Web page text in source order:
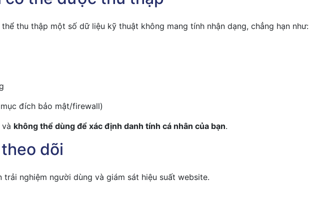
thu thập một số dữ liệu kỹ thuật không mang tính nhận dạng, chẳng hạn như:
đích bảo mật/firewall)
không thể dùng để xác định danh tính cá nhân của bạn.
dõi
trải nghiệm người dùng và giám sát hiệu suất website.